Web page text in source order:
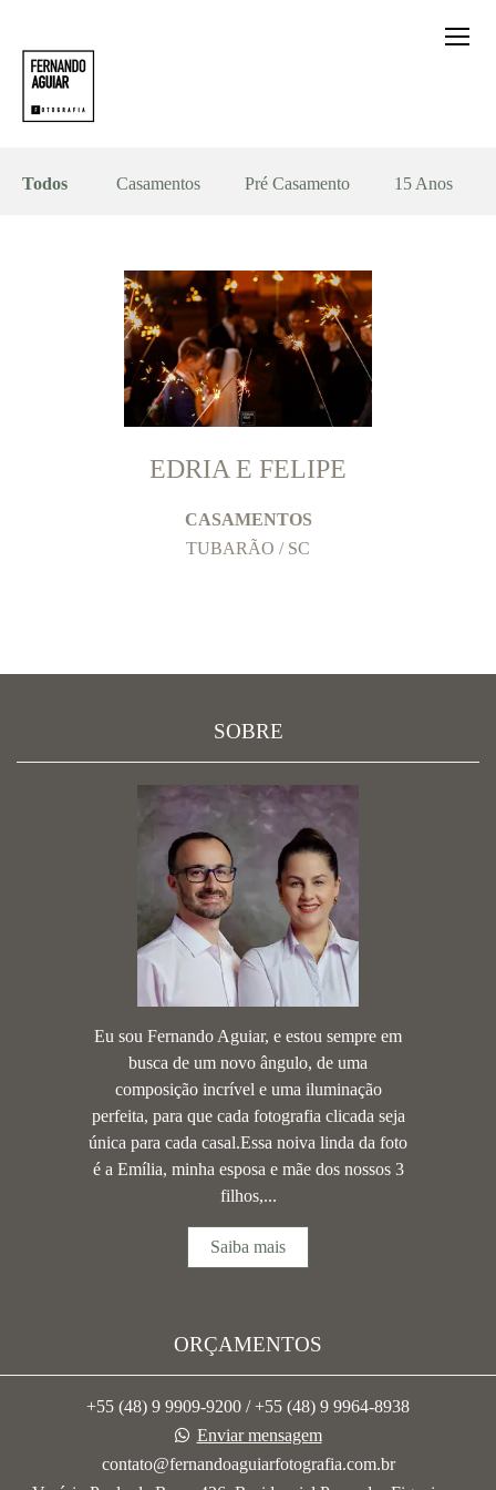
Todos Casamentos Pré Casamento 15 Anos
EDRIA E FELIPE
CASAMENTOS
TUBARÃO / SC
SOBRE
Eu sou Fernando Aguiar, e estou sempre em
busca de um novo ângulo, de uma
composição incrível e uma iluminação
perfeita, para que cada fotografia clicada seja
única para cada casal.Essa noiva linda da foto
é a Emília, minha esposa e mãe dos nossos 3
filhos,...
Saiba mais
ORÇAMENTOS
+55 (48) 9 9909-9200 / +55 (48) 9 9964-8938
Enviar mensagem
contato@fernandoaguiarfotografia.com.br